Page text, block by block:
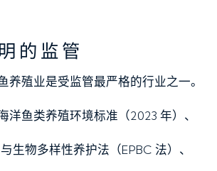
的监管
养殖业是受监管最严格的行业之一。
洋鱼类养殖环境标准（2023 年）、
生物多样性养护法（EPBC 法）、